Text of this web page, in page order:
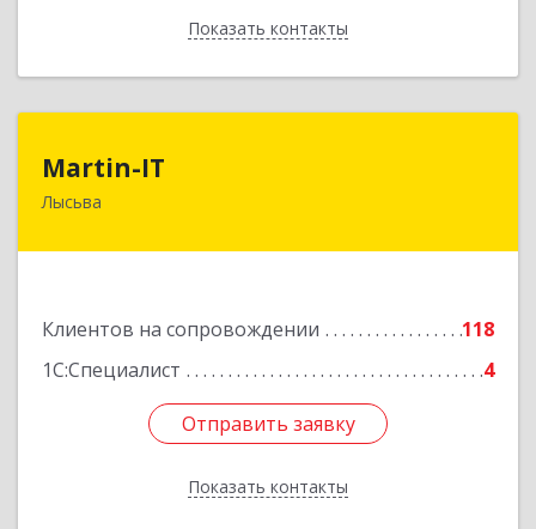
Показать контакты
Назад
Martin-IT
Лысьва
Клиентов на сопровождении
118
1С:Специалист
4
Отправить заявку
Показать контакты
618900, Пермский край, Лысьва г, Смышляева
Отправить заявку
Назад